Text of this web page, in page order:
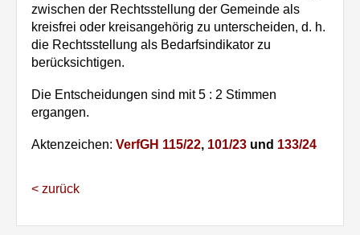
zwischen der Rechtsstellung der Gemeinde als
kreisfrei oder kreisangehörig zu unterscheiden, d. h.
die Rechtsstellung als Bedarfsindikator zu
berücksichtigen.
Die Entscheidungen sind mit 5 : 2 Stimmen
ergangen.
Aktenzeichen: VerfGH 115/22, 101/23und 133/24
< zurück